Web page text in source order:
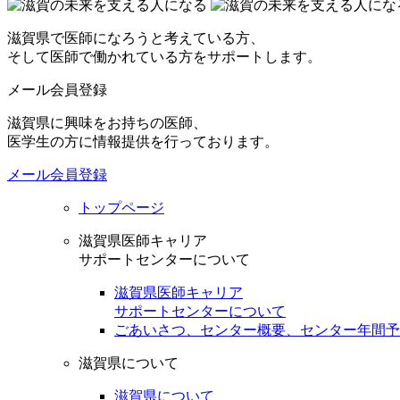
滋賀県で医師になろうと考えている方、
そして医師で働かれている方をサポートします。
メール会員登録
滋賀県に興味をお持ちの医師、
医学生の方に情報提供を行っております。
メール会員登録
トップページ
滋賀県医師キャリア
サポートセンターについて
滋賀県医師キャリア
サポートセンターについて
ごあいさつ、センター概要、センター年間
滋賀県について
滋賀県について